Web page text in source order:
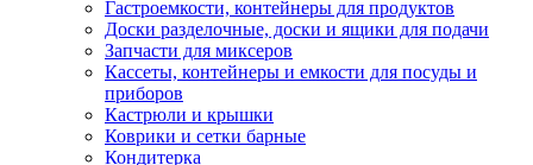
Гастроемкости, контейнеры для продуктов
Доски разделочные, доски и ящики для подачи
Запчасти для миксеров
Кассеты, контейнеры и емкости для посуды и
приборов
Кастрюли и крышки
Коврики и сетки барные
Кондитерка